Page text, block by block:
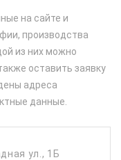
на сайте и
производства
из них можно
оставить заявку
адреса
данные.
ул., 1Б